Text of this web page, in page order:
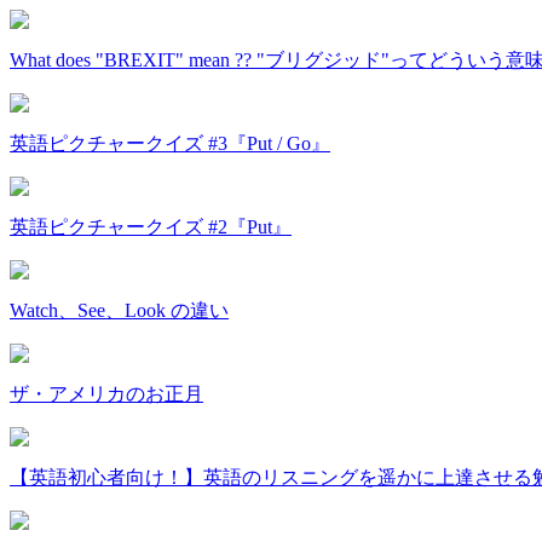
What does "BREXIT" mean ?? "ブリグジッド"ってどういう意
英語ピクチャークイズ #3『Put / Go』
英語ピクチャークイズ #2『Put』
Watch、See、Look の違い
ザ・アメリカのお正月
【英語初心者向け！】英語のリスニングを遥かに上達させる